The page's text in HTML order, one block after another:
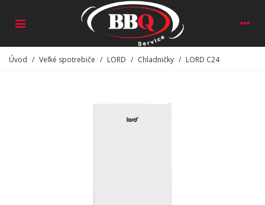
Úvod / Veľké spotrebiče / LORD / Chladničky / LORD C24